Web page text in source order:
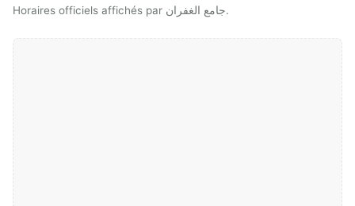
Horaires officiels affichés par جامع الغفران.